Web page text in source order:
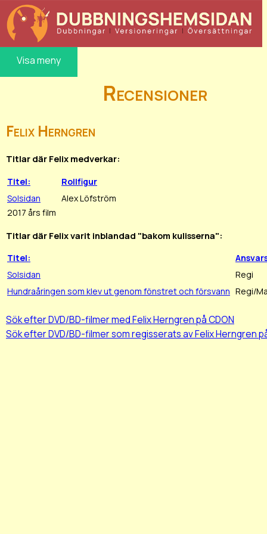
Visa meny
Recensioner
Felix Herngren
Titlar där Felix medverkar:
Titel:
Rollfigur
Solsidan
2017 års film
Alex Löfström
Titlar där Felix varit inblandad "bakom kulisserna":
Titel:
Solsidan
Regi
Hundraåringen som klev ut genom fönstret och försvann Regi/
Sök efter DVD/BD-filmer med Felix Herngren på CDON
Sök efter DVD/BD-filmer som regisserats av Felix Herngren